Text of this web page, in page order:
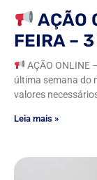
AÇÃO
FEIRA –
AÇÃO ONLINE
última semana do
valores
Leia mais »